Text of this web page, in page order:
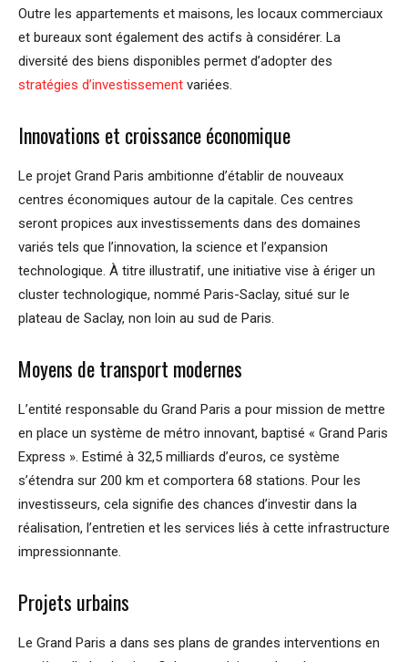
Outre les appartements et maisons, les locaux commerciaux
et bureaux sont également des actifs à considérer. La
diversité des biens disponibles permet d’adopter des
stratégies d’investissement variées.
Innovations et croissance économique
Le projet Grand Paris ambitionne d’établir de nouveaux
centres économiques autour de la capitale. Ces centres
seront propices aux investissements dans des domaines
variés tels que l’innovation, la science et l’expansion
technologique. À titre illustratif, une initiative vise à ériger un
cluster technologique, nommé Paris-Saclay, situé sur le
plateau de Saclay, non loin au sud de Paris.
Moyens de transport modernes
L’entité responsable du Grand Paris a pour mission de mettre
en place un système de métro innovant, baptisé « Grand Paris
Express ». Estimé à 32,5 milliards d’euros, ce système
s’étendra sur 200 km et comportera 68 stations. Pour les
investisseurs, cela signifie des chances d’investir dans la
réalisation, l’entretien et les services liés à cette infrastructure
impressionnante.
Projets urbains
Le Grand Paris a dans ses plans de grandes interventions en